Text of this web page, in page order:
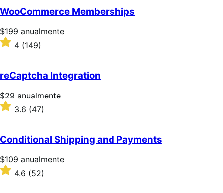
5
estrellas
WooCommerce Memberships
Precio:
$199/anualmente
$199 anualmente
Valoración:
5
estrellas
4 (149)
reCaptcha Integration
Precio:
$29/anualmente
$29 anualmente
Valoración:
3.6
5
estrellas
3.6 (47)
Conditional Shipping and Payments
Precio:
$109/anualmente
$109 anualmente
Valoración:
4.6 (52)